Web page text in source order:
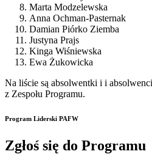
Marta Modzelewska
Anna Ochman-Pasternak
Damian Piórko Ziemba
Justyna Prajs
Kinga Wiśniewska
Ewa Żukowicka
Na liście są absolwentki i i
z Zespołu Programu.
Program Liderski PAFW
Zgłoś się do Programu